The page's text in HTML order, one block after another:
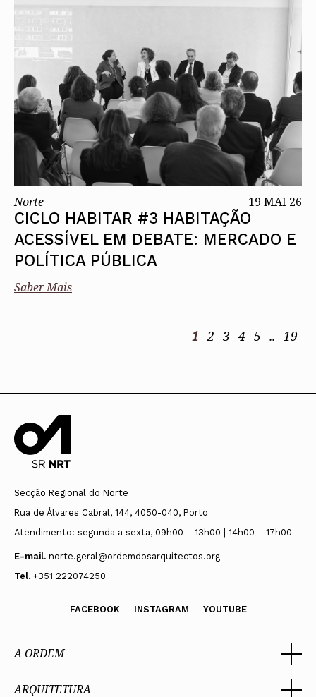
Norte 19 MAI 26
CICLO HABITAR #3 HABITAÇÃO
ACESSÍVEL EM DEBATE: MERCADO E
POLÍTICA PÚBLICA
Saber Mais
1 2 3 4 5 .. 19
Secção Regional do Norte
Rua de Álvares Cabral, 144, 4050-040, Porto
Atendimento: segunda a sexta, 09h00 – 13h00 | 14h00 – 17h00
E-mail. norte.geral@ordemdosarquitectos.org
Tel. +351 222074250
FACEBOOK INSTAGRAM YOUTUBE
A ORDEM
Ordem dos Arquitectos
ARQUITETURA